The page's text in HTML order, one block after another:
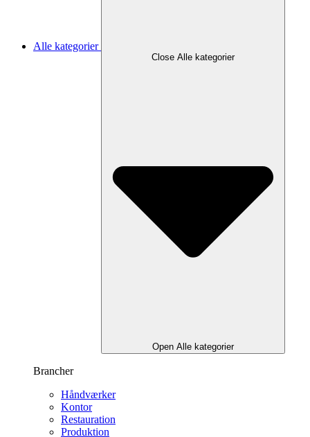
Alle kategorier
Close Alle kategorier
Open Alle kategorier
Brancher
Håndværker
Kontor
Restauration
Produktion